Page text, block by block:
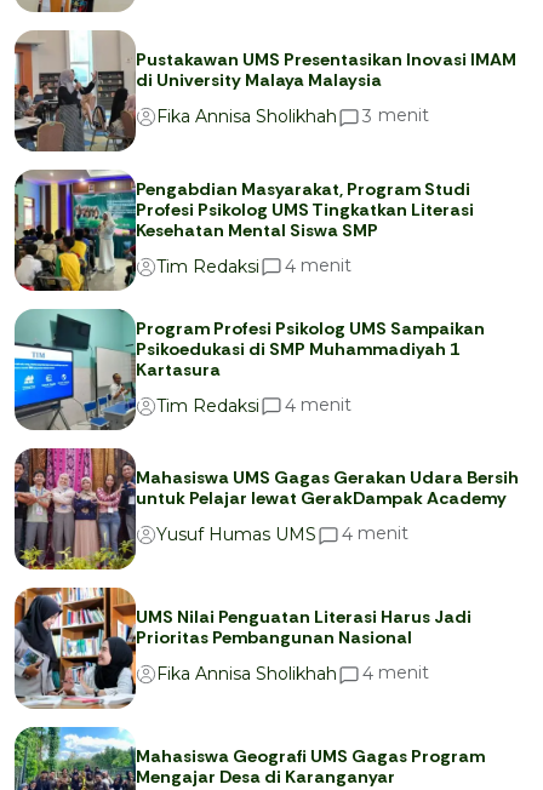
Pustakawan UMS Presentasikan Inovasi IMAM
di University Malaya Malaysia
Fika Annisa Sholikhah
3 menit
Pengabdian Masyarakat, Program Studi
Profesi Psikolog UMS Tingkatkan Literasi
Kesehatan Mental Siswa SMP
Tim Redaksi
4 menit
Program Profesi Psikolog UMS Sampaikan
Psikoedukasi di SMP Muhammadiyah 1
Kartasura
Tim Redaksi
4 menit
Mahasiswa UMS Gagas Gerakan Udara Bersih
untuk Pelajar lewat GerakDampak Academy
Yusuf Humas UMS
4 menit
UMS Nilai Penguatan Literasi Harus Jadi
Prioritas Pembangunan Nasional
Fika Annisa Sholikhah
4 menit
Mahasiswa Geografi UMS Gagas Program
Mengajar Desa di Karanganyar